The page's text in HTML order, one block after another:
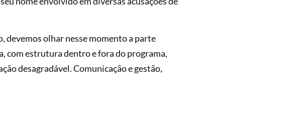
olhar nesse momento a parte
com estrutura dentro e fora do programa,
desagradável. Comunicação e gestão,